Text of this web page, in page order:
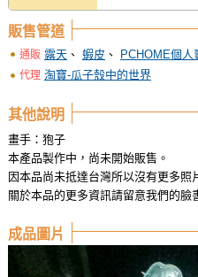
販售管道
通販 露天、 蝦皮 、 PCHOME個人
代理 淘寶-瓜子殼中的世界
其他說明
畫手：狍子
本產品製作中，尚未開始販售。
因本品尚未抵達台灣所以沒有更多照
關於本品的更多資訊請留意我們的臉
成品圖片